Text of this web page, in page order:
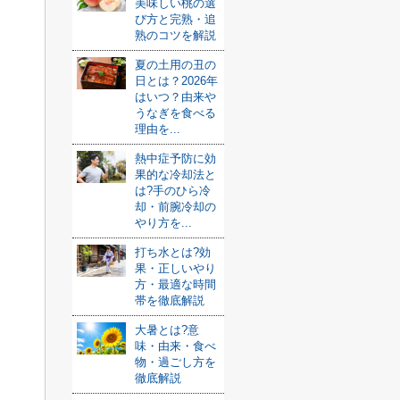
美味しい桃の選
び方と完熟・追
熟のコツを解説
夏の土用の丑の
日とは？2026年
はいつ？由来や
うなぎを食べる
理由を...
熱中症予防に効
果的な冷却法と
は?手のひら冷
却・前腕冷却の
やり方を...
打ち水とは?効
果・正しいやり
方・最適な時間
帯を徹底解説
大暑とは?意
味・由来・食べ
物・過ごし方を
徹底解説